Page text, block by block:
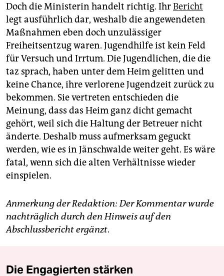
Doch die Ministerin handelt richtig. IhrBericht
legt ausführlich dar, weshalb die angewendeten
Maßnahmen eben doch unzulässiger
Freiheitsentzug waren. Jugendhilfe ist kein Feld
für Versuch und Irrtum. Die Jugendlichen, die die
taz sprach, haben unter dem Heim gelitten und
keine Chance, ihre verlorene Jugendzeit zurück zu
bekommen. Sie vertreten entschieden die
Meinung, dass das Heim ganz dicht gemacht
gehört, weil sich die Haltung der Betreuer nicht
änderte. Deshalb muss aufmerksam geguckt
werden, wie es in Jänschwalde weiter geht. Es wäre
fatal, wenn sich die alten Verhältnisse wieder
einspielen.
Anmerkung der Redaktion: Der Kommentar wurde
nachträglich durch den Hinweis auf den
Abschlussbericht ergänzt.
Die Engagierten stärken